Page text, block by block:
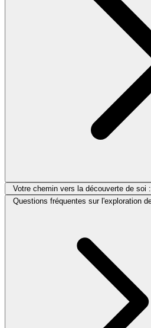
Votre chemin vers la découverte de soi
Questions fréquentes sur l'exploration